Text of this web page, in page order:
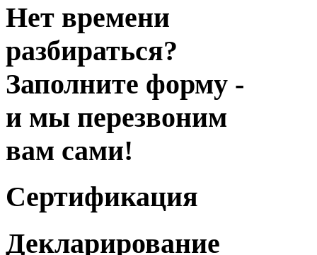
Нет времени
разбираться?
Заполните форму -
и мы перезвоним
вам сами!
Сертификация
Декларирование